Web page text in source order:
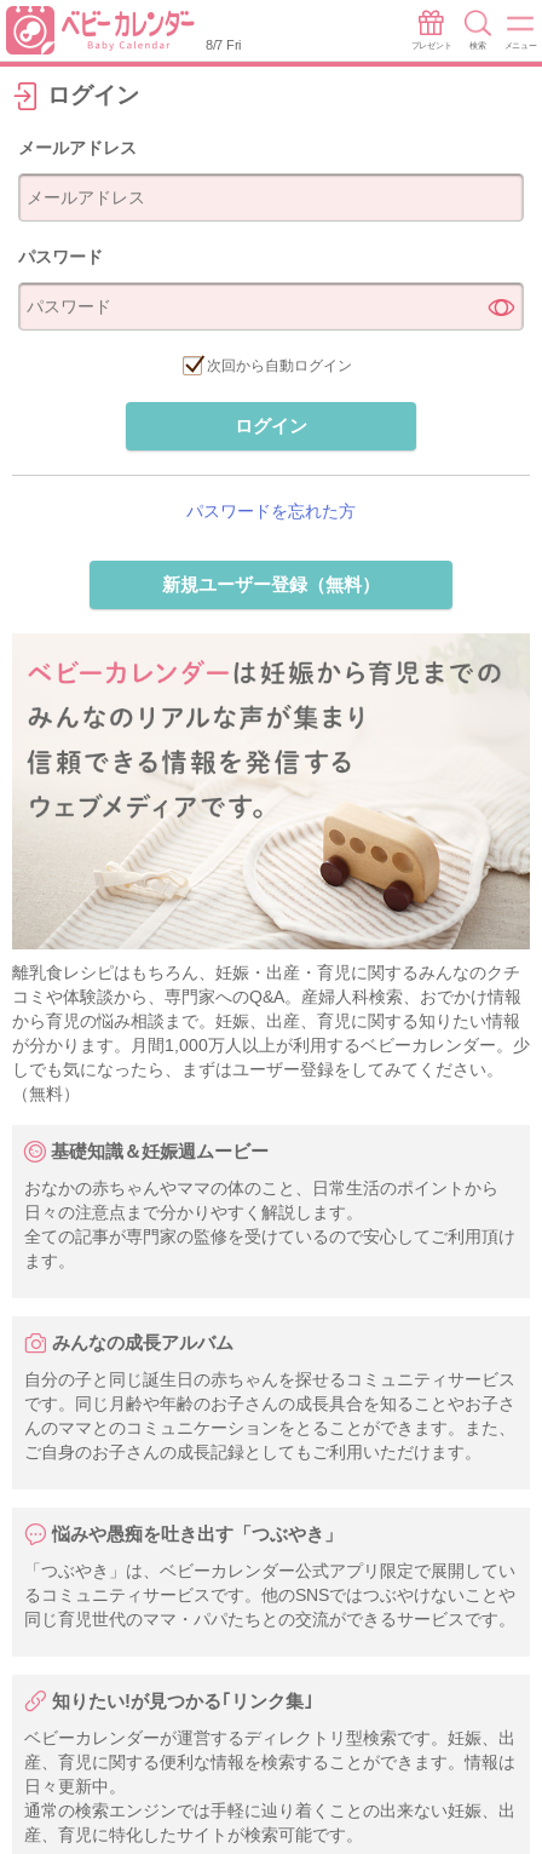
8/7 Fri プレゼント 検索 メニュー
ログイン
メールアドレス
パスワード
次回から自動ログイン
ログイン
パスワードを忘れた方
新規ユーザー登録（無料）
離乳食レシピはもちろん、妊娠・出産・育児に関するみんなのクチ
コミや体験談から、専門家へのQ&A。産婦人科検索、おでかけ情報
から育児の悩み相談まで。妊娠、出産、育児に関する知りたい情報
が分かります。月間1,000万人以上が利用するベビーカレンダー。少
しでも気になったら、まずはユーザー登録をしてみてください。
（無料）
基礎知識＆妊娠週ムービー
おなかの赤ちゃんやママの体のこと、日常生活のポイントから
日々の注意点まで分かりやすく解説します。
全ての記事が専門家の監修を受けているので安心してご利用頂け
ます。
みんなの成長アルバム
自分の子と同じ誕生日の赤ちゃんを探せるコミュニティサービス
です。同じ月齢や年齢のお子さんの成長具合を知ることやお子さ
んのママとのコミュニケーションをとることができます。また、
ご自身のお子さんの成長記録としてもご利用いただけます。
悩みや愚痴を吐き出す「つぶやき」
「つぶやき」は、ベビーカレンダー公式アプリ限定で展開してい
るコミュニティサービスです。他のSNSではつぶやけないことや
同じ育児世代のママ・パパたちとの交流ができるサービスです。
知りたい!が見つかる｢リンク集｣
ベビーカレンダーが運営するディレクトリ型検索です。妊娠、出
産、育児に関する便利な情報を検索することができます。情報は
日々更新中。
通常の検索エンジンでは手軽に辿り着くことの出来ない妊娠、出
産、育児に特化したサイトが検索可能です。